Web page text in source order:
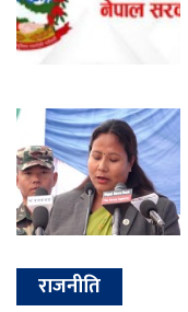
राजनीति